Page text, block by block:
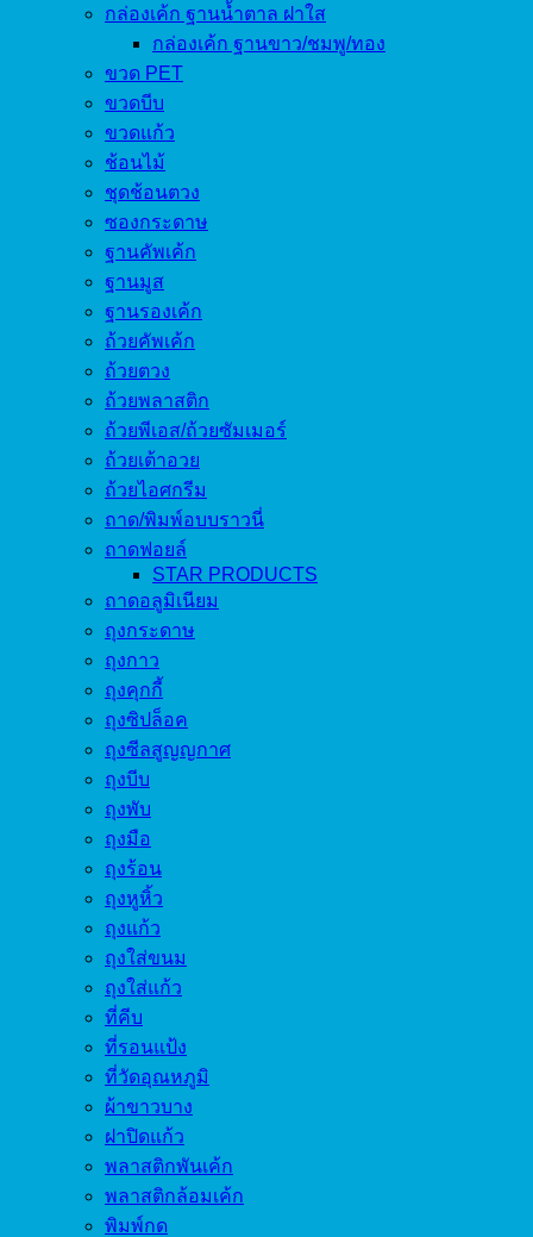
กล่องเค้ก ฐานน้ำตาล ฝาใส
กล่องเค้ก ฐานขาว/ชมพู/ทอง
ขวด PET
ขวดบีบ
ขวดแก้ว
ช้อนไม้
ชุดช้อนตวง
ซองกระดาษ
ฐานคัพเค้ก
ฐานมูส
ฐานรองเค้ก
ถ้วยคัพเค้ก
ถ้วยตวง
ถ้วยพลาสติก
ถ้วยพีเอส/ถ้วยซัมเมอร์
ถ้วยเต้าอวย
ถ้วยไอศกรีม
ถาด/พิมพ์อบบราวนี่
ถาดฟอยล์
STAR PRODUCTS
ถาดอลูมิเนียม
ถุงกระดาษ
ถุงกาว
ถุงคุกกี้
ถุงซิปล็อค
ถุงซีลสูญญกาศ
ถุงบีบ
ถุงพับ
ถุงมือ
ถุงร้อน
ถุงหูหิ้ว
ถุงแก้ว
ถุงใส่ขนม
ถุงใส่แก้ว
ที่คีบ
ที่รอนแป้ง
ที่วัดอุณหภูมิ
ผ้าขาวบาง
ฝาปิดแก้ว
พลาสติกพันเค้ก
พลาสติกล้อมเค้ก
พิมพ์กด